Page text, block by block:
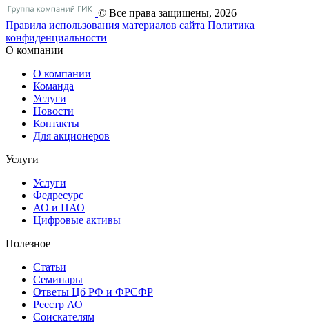
© Все права защищены, 2026
Правила использования материалов сайта Политика
конфиденциальности
О компании
О компании
Команда
Услуги
Новости
Контакты
Для акционеров
Услуги
Услуги
Федресурс
АО и ПАО
Цифровые активы
Полезное
Статьи
Cеминары
Ответы Цб РФ и ФРСФР
Реестр АО
Соискателям